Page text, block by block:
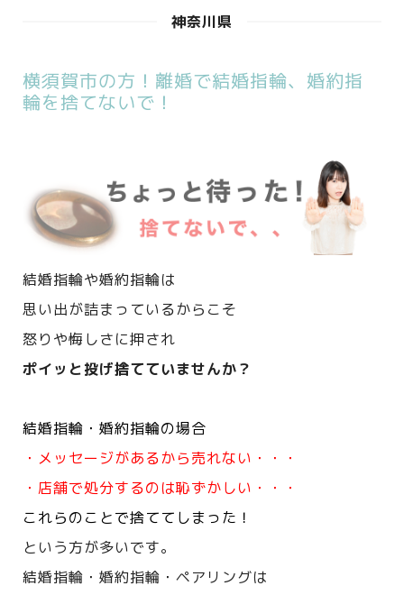
神奈川県
横須賀市の方！離婚で結婚指輪、婚約指
輪を捨てないで！
結婚指輪や婚約指輪は
思い出が詰まっているからこそ
怒りや悔しさに押され
ポイッと投げ捨てていませんか？
結婚指輪・婚約指輪の場合
・メッセージがあるから売れない・・・
・店舗で処分するのは恥ずかしい・・・
これらのことで捨ててしまった！
という方が多いです。
結婚指輪・婚約指輪・ペアリングは